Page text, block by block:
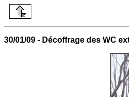
30/01/09 - Décoffrage des WC